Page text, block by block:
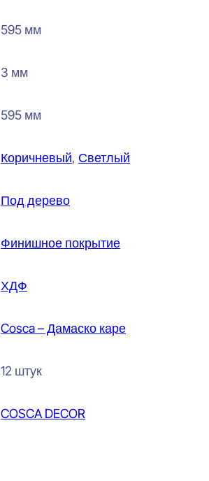
595 мм
3 мм
595 мм
Коричневый, Светлый
Под дерево
Финишное покрытие
ХДФ
Cosca – Дамаско каре
12 штук
COSCA DECOR